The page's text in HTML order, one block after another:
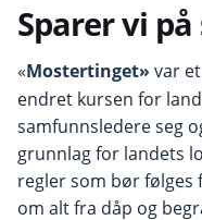
Sparer vi
«Mostertinget» var
endret kursen for
samfunnsledere seg
grunnlag for landets
regler som bør følges
om alt fra dåp og